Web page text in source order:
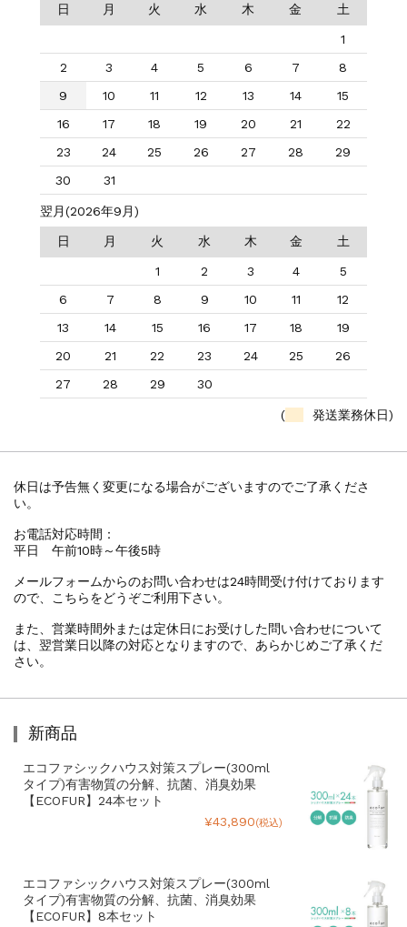
日 月 火 水 木 金 土
1
2
3 4 5 6 7
8
9
10 11 12 13 14
15
16
17 18 19 20 21
22
23
24 25 26 27 28
29
30
31
翌月(2026年9月)
日 月 火 水 木 金 土
1 2 3 4
5
6
7 8 9 10 11
12
13
14 15 16 17 18
19
20
21 22 23 24 25
26
27
28 29 30
( 発送業務休日)
休日は予告無く変更になる場合がございますのでご了承くださ
い。
お電話対応時間：
平日 午前10時～午後5時
メールフォームからのお問い合わせは24時間受け付けております
ので、こちらをどうぞご利用下さい。
また、営業時間外または定休日にお受けした問い合わせについて
は、翌営業日以降の対応となりますので、あらかじめご了承くだ
さい。
新商品
エコファシックハウス対策スプレー(300ml
タイプ)有害物質の分解、抗菌、消臭効果
【ECOFUR】24本セット
¥43,890(税込)
エコファシックハウス対策スプレー(300ml
タイプ)有害物質の分解、抗菌、消臭効果
【ECOFUR】8本セット